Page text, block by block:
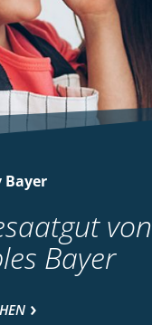
Bayer
von
Bayer